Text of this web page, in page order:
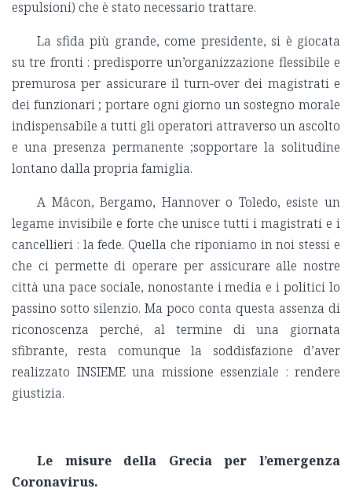
espulsioni) che è stato necessario trattare.
La sfida più grande, come presidente, si è giocata
su tre fronti : predisporre un’organizzazione flessibile e
premurosa per assicurare il turn-over dei magistrati e
dei funzionari ; portare ogni giorno un sostegno morale
indispensabile a tutti gli operatori attraverso un ascolto
e una presenza permanente ;sopportare la solitudine
lontano dalla propria famiglia.
A Mâcon, Bergamo, Hannover o Toledo, esiste un
legame invisibile e forte che unisce tutti i magistrati e i
cancellieri : la fede. Quella che riponiamo in noi stessi e
che ci permette di operare per assicurare alle nostre
città una pace sociale, nonostante i media e i politici lo
passino sotto silenzio. Ma poco conta questa assenza di
riconoscenza perché, al termine di una giornata
sfibrante, resta comunque la soddisfazione d’aver
realizzato INSIEME una missione essenziale : rendere
giustizia.
Le misure della Grecia per l’emergenza
Coronavirus.